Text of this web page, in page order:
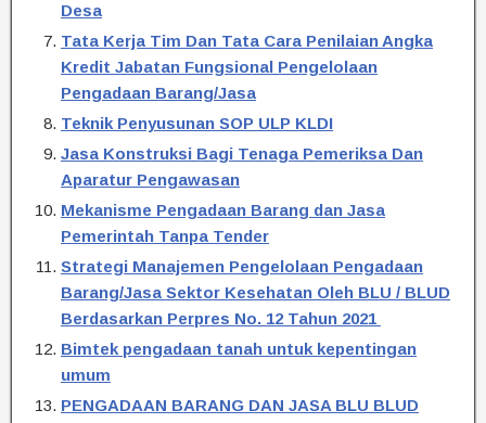
Desa
Tata Kerja Tim Dan Tata Cara Penilaian Angka
Kredit Jabatan Fungsional Pengelolaan
Pengadaan Barang/Jasa
Teknik Penyusunan SOP ULP KLDI
Jasa Konstruksi Bagi Tenaga Pemeriksa Dan
Aparatur Pengawasan
Mekanisme Pengadaan Barang dan Jasa
Pemerintah Tanpa Tender
Strategi Manajemen Pengelolaan Pengadaan
Barang/Jasa Sektor Kesehatan Oleh BLU / BLUD
Berdasarkan Perpres No. 12 Tahun 2021
Bimtek pengadaan tanah untuk kepentingan
umum
PENGADAAN BARANG DAN JASA BLU BLUD